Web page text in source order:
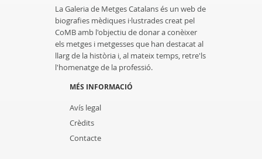
La Galeria de Metges Catalans és un web de
biografies mèdiques i·lustrades creat pel
CoMB amb l'objectiu de donar a conèixer
els metges i metgesses que han destacat al
llarg de la història i, al mateix temps, retre'ls
l'homenatge de la professió.
MÉS INFORMACIÓ
Avís legal
Crèdits
Contacte